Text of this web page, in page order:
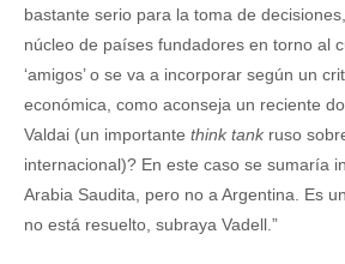
bastante serio para la toma de
núcleo de países fundadores en torno al
‘amigos’ o se va a incorporar según un
económica, como aconseja un reciente
Valdai (un importante think tankruso
internacional)? En este caso se sumaría
Arabia Saudita, pero no a Argentina. Es
no está resuelto, subraya Vadell.”